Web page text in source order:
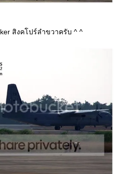
สิงคโปร์ลำขวาครับ ^ ^